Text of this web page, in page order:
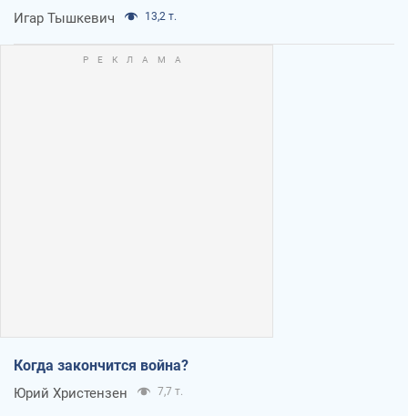
Игар Тышкевич 13,2 т.
Когда закончится война?
Юрий Христензен 7,7 т.